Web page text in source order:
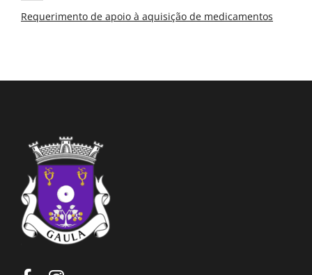
Requerimento de apoio à aquisição de medicamentos